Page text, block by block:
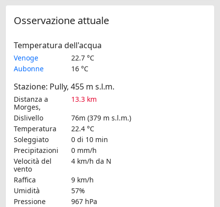
Osservazione attuale
Temperatura dell'acqua
Venoge
22.7 °C
Aubonne
16 °C
Stazione: Pully, 455 m s.l.m.
Distanza a
Morges,
13.3 km
Dislivello
76m (379 m s.l.m.)
Temperatura
22.4 °C
Soleggiato
0 di 10 min
Precipitazioni
0 mm/h
Velocità del
vento
4 km/h da N
Raffica
9 km/h
Umidità
57%
Pressione
967 hPa